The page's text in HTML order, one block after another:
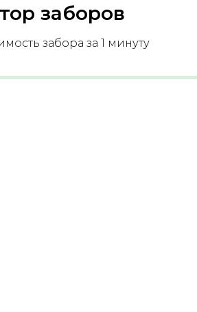
заборов
забора за 1 минуту